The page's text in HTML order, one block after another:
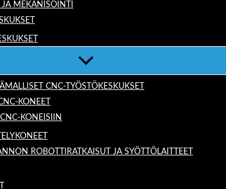
MEKANISOINTI
CNC-TYÖSTÖKESKUKSET
KONEET
CNC-KONEISIIN
ROBOTTIRATKAISUT JA SYÖTTÖLAITTEET